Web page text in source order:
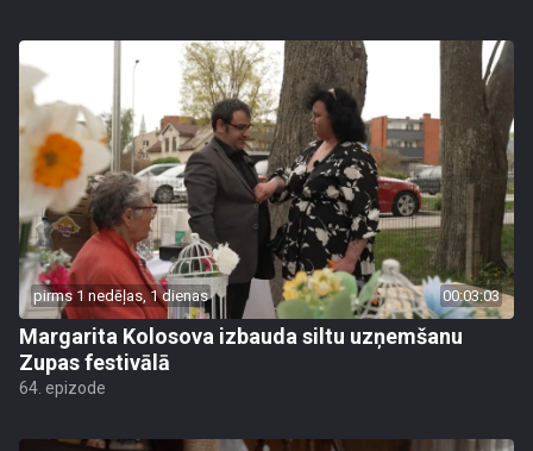
pirms 1 nedēļas, 1 dienas 00:03:03
Margarita Kolosova izbauda siltu uzņemšanu
Zupas festivālā
64. epizode